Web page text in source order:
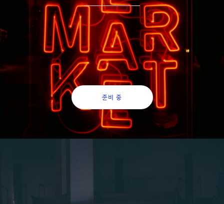
분기 1회 과정 개설. 총 4회 주 1회 3시간 진행
준비 중